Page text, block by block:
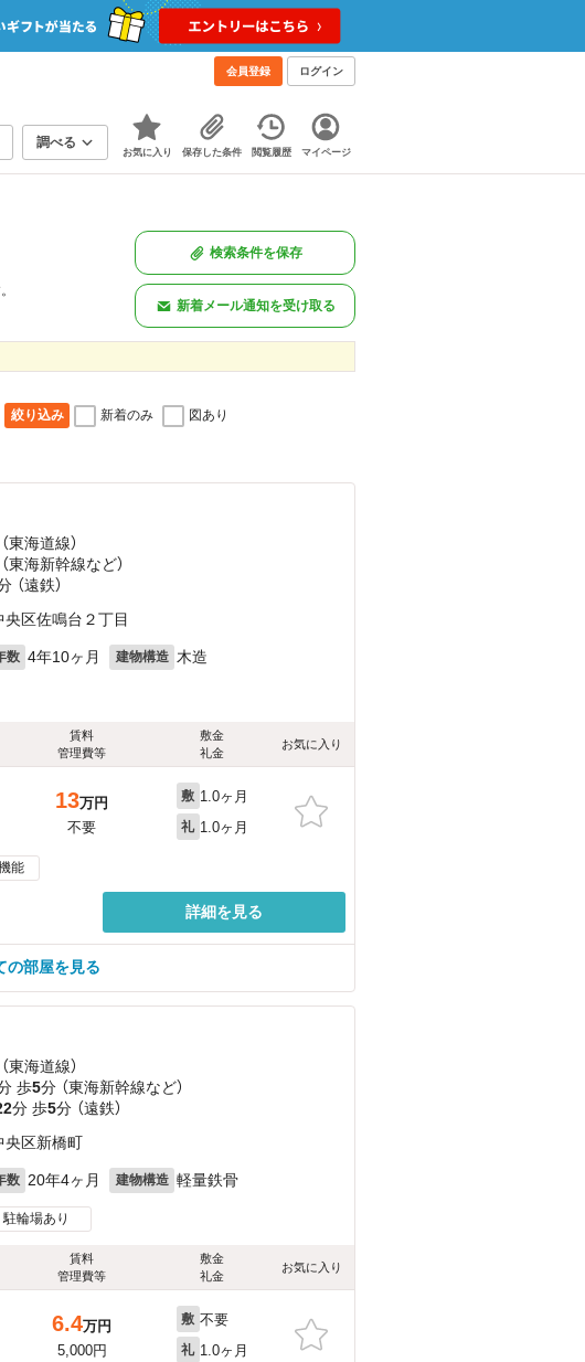
会員登録 ログイン
調べる
お気に入り 保存した条件 閲覧履歴 マイページ
検索条件を保存
新着メール通知を受け取る
絞り込み 新着のみ 図あり
東海道線）
東海新幹線など）
（遠鉄）
区佐鳴台２丁目
数 4年10ヶ月 建物構造 木造
賃料
管理費等
敷金
礼金
お気に入り
13万円
不要
敷 1.0ヶ月
礼 1.0ヶ月
能
詳細を見る
の部屋を見る
東海道線）
歩5分 （東海新幹線など）
分 歩5分 （遠鉄）
央区新橋町
数 20年4ヶ月 建物構造 軽量鉄骨
駐輪場あり
賃料
管理費等
敷金
礼金
お気に入り
6.4万円
5,000円
敷 不要
礼 1.0ヶ月